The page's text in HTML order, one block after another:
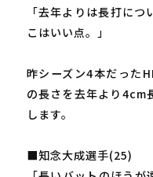
「去年よりは長打に
こはいい点。」
昨シーズン4本だった
の長さを去年より4cm
します。
■知念大成選手(25)